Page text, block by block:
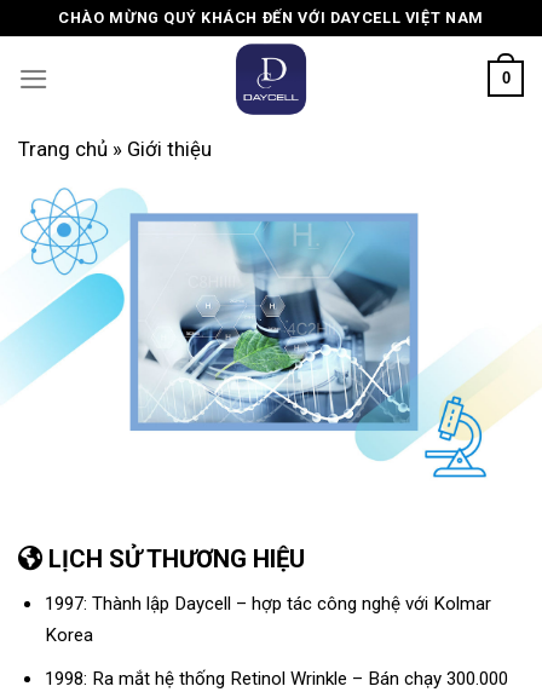
content
CHÀO MỪNG QUÝ KHÁCH ĐẾN VỚI DAYCELL VIỆT NAM
0
Trang chủ » Giới thiệu
LỊCH SỬ THƯƠNG HIỆU
1997: Thành lập Daycell – hợp tác công nghệ với Kolmar
Korea
1998: Ra mắt hệ thống Retinol Wrinkle – Bán chạy 300.000